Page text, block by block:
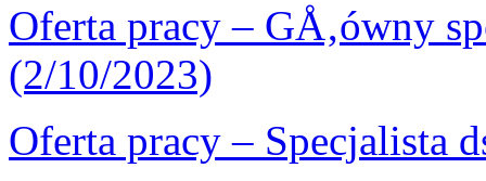
Oferta pracy – GÅ‚ówny
(2/10/2023)
Oferta pracy – Specjalista